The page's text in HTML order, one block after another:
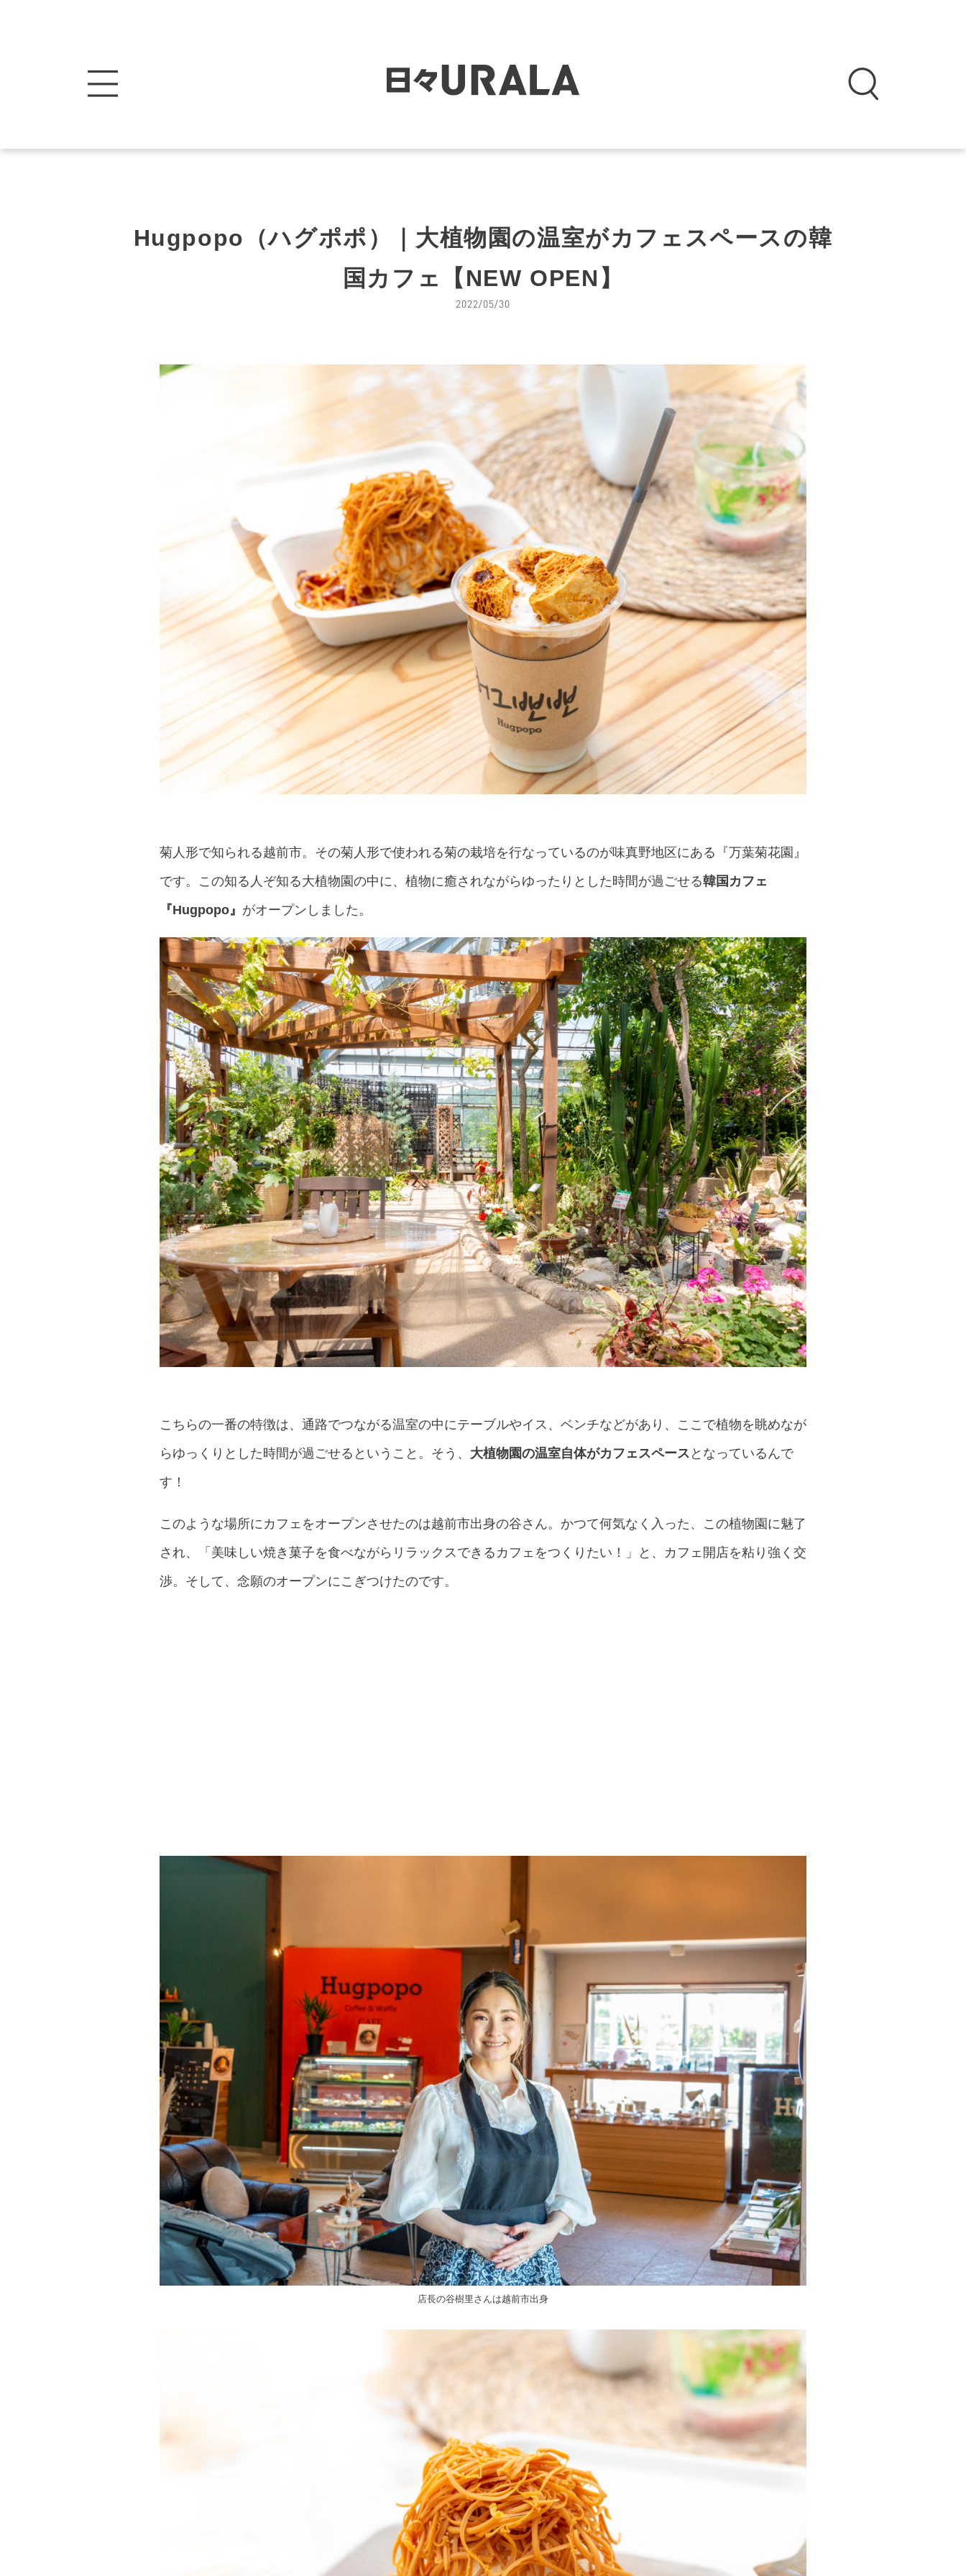
Hugpopo（ハグポポ）｜大植物園の温室がカフェスペースの韓
国カフェ【NEW OPEN】
2022/05/30
菊人形で知られる越前市。その菊人形で使われる菊の栽培を行なっているのが味真野地区にある『万葉菊花園』
です。この知る人ぞ知る大植物園の中に、植物に癒されながらゆったりとした時間が過ごせる韓国カフェ
『Hugpopo』 がオープンしました。
こちらの一番の特徴は、通路でつながる温室の中にテーブルやイス、ベンチなどがあり、ここで植物を眺めなが
らゆっくりとした時間が過ごせるということ。そう、 大植物園の温室自体がカフェスペース となっているんで
す！
このような場所にカフェをオープンさせたのは越前市出身の谷さん。かつて何気なく入った、この植物園に魅了
され、「美味しい焼き菓子を食べながらリラックスできるカフェをつくりたい！」と、カフェ開店を粘り強く交
渉。そして、念願のオープンにこぎつけたのです。
店長の谷樹里さんは越前市出身